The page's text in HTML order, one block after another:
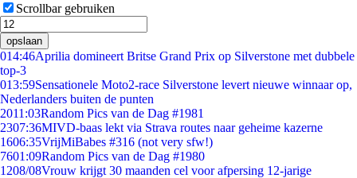
Scrollbar gebruiken
opslaan
014:46Aprilia domineert Britse Grand Prix op Silverstone met dubbele
top-3
013:59Sensationele Moto2-race Silverstone levert nieuwe winnaar op,
Nederlanders buiten de punten
2011:03Random Pics van de Dag #1981
2307:36MIVD-baas lekt via Strava routes naar geheime kazerne
1606:35VrijMiBabes #316 (not very sfw!)
7601:09Random Pics van de Dag #1980
1208/08Vrouw krijgt 30 maanden cel voor afpersing 12-jarige